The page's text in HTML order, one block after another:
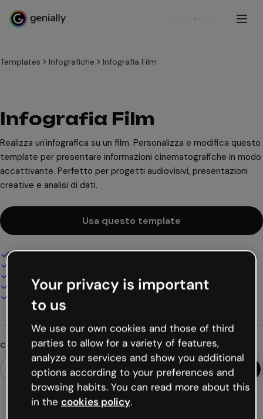
Registrati
Templates Infografiche Infografia Film
Infografia Film
Realizza un'infografica su un film. Personalizza e modifica questo
template per presentare informazioni cinematografiche in modo
accattivante. Perfetto per progetti audiovisivi, presentazioni
creative e analisi di dati.
Usa questo template
Design interattivo e animato
Presenta, condividi o pubblica online
Scarica in PDF, MP4 e altri formati
Cerchi qualcosa di diverso?
Your privacy is important
to us
We use our own cookies and those of third
parties to allow for a variety of features,
analyze our services and show you additional
options according to your preferences and
browsing habits. You can read more about this
in the cookies policy.